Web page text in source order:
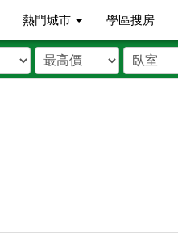
熱門城市 學區搜房